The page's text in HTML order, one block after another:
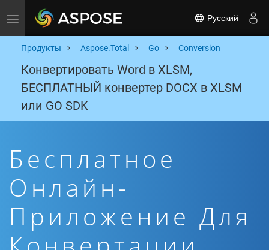
Toggle navigation Русский
Продукты Aspose.Total Go Conversion
Конвертировать Word в XLSM,
БЕСПЛАТНЫЙ конвертер DOCX в XLSM
или GO SDK
Бесплатное
Онлайн-
Приложение Для